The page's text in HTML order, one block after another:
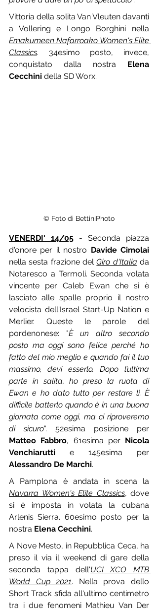
Vittoria della solita Van Vleuten davanti
Emakumeen Nafarroako Women's Elite
Classics. 34esimo posto, invece,
conquistato dalla nostra Elena
Cecchini della SD Worx.
© Foto di BettiniPhoto
VENERDI' 14/05 - Seconda piazza
d'onore per il nostro Davide Cimolai
nella sesta frazione del Giro d'Italia da
Notaresco a Termoli. Seconda volata
vincente per Caleb Ewan che si è
lasciato alle spalle proprio il nostro
velocista dell'Israel Start-Up Nation e
Merlier. Queste le parole del
pordenonese: "È un altro secondo
posto ma oggi sono felice perché ho
fatto del mio meglio e quando fai il tuo
massimo, devi esserlo. Dopo l’ultima
parte in salita, ho preso la ruota di
Ewan e ho dato tutto per restare lì. È
difficile batterlo quando è in una buona
giornata come oggi, ma ci riproveremo
di sicuro
Matteo Fabbro, 61esima per Nicola
Venchiarutti
Alessandro De Marchi.
Navarra Women's Elite Classics, dove
si è imposta in volata la cubana
Arlenis Sierra. 60esimo posto per la
nostra Elena Cecchini.
A Nove Mesto, in Repubblica Ceca, ha
preso il via il weekend di gare della
seconda tappa dell'UCI XCO MTB
World Cup 2021. Nella prova dello
Short Track sfida all'ultimo centimetro
tra i due fenomeni Mathieu Van Der